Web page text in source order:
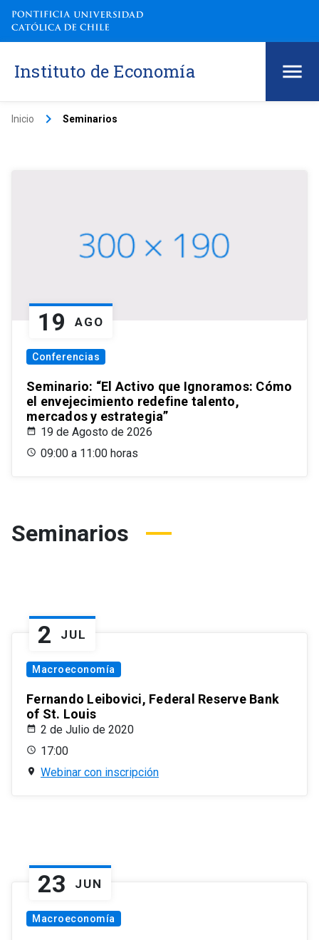
Instituto de Economía
Inicio keyboard_arrow_right Seminarios
19 AGO
Conferencias
Seminario: “El Activo que Ignoramos: Cómo
el envejecimiento redefine talento,
mercados y estrategia”
19 de Agosto de 2026
09:00 a 11:00 horas
Seminarios
2 JUL
Macroeconomía
Fernando Leibovici, Federal Reserve Bank
of St. Louis
2 de Julio de 2020
17:00
Webinar con inscripción
23 JUN
Macroeconomía